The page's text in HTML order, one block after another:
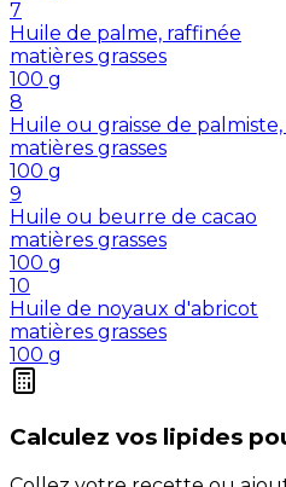
7
Huile de palme, raffinée
matières grasses
100 g
8
Huile ou graisse de
matières grasses
100 g
9
Huile ou beurre de cacao
matières grasses
100 g
10
Huile de noyaux d'abricot
matières grasses
100 g
Calculez vos lipides